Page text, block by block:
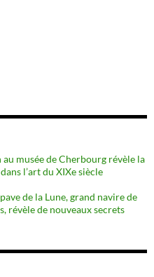
musée de Cherbourg révèle la
l’art du XIXe siècle
de la Lune, grand navire de
révèle de nouveaux secrets